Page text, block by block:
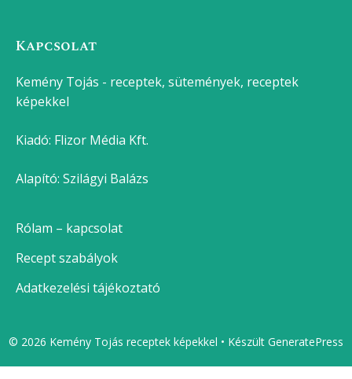
Kapcsolat
Kemény Tojás - receptek, sütemények, receptek
képekkel
Kiadó: Flizor Média Kft.
Alapító: Szilágyi Balázs
Rólam – kapcsolat
Recept szabályok
Adatkezelési tájékoztató
© 2026 Kemény Tojás receptek képekkel • Készült GeneratePress